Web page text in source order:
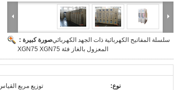
صورة كبيرة :سلسلة المفاتيح الكهربائية ذات الجهد الكهربائي
المعزول بالغاز فئة XGN75 XGN75
نوع: توزيع مربع